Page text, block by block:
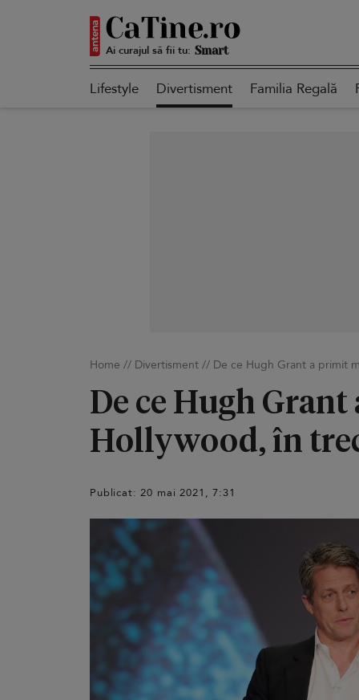
Ai curajul să fii tu: Autentică
Lifestyle Divertisment Familia Regală
Home // Divertisment // De ce Hugh Grant a primit
De ce Hugh
Hollywood, în
Publicat: 20 mai 2021, 7:31